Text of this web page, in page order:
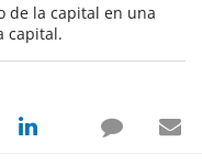
de la capital en una
capital.